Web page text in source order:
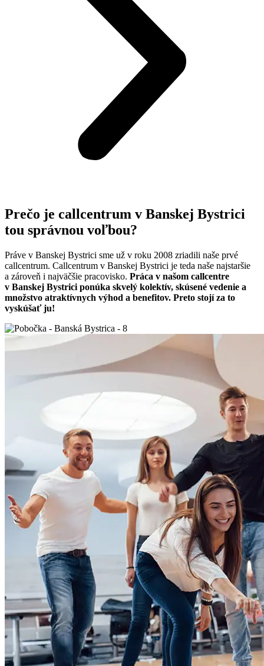
Prečo je callcentrum v Banskej Bystrici
tou správnou voľbou?
Práve v Banskej Bystrici sme už v roku 2008 zriadili naše prvé
callcentrum. Callcentrum v Banskej Bystrici je teda naše najstaršie
a zároveň i najväčšie pracovisko. Práca v našom callcentre
v Banskej Bystrici ponúka skvelý kolektív, skúsené vedenie a
množstvo atraktívnych výhod a benefitov. Preto stojí za to
vyskúšať ju!